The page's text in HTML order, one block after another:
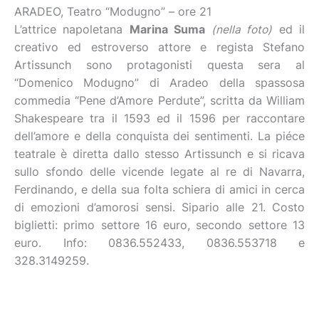
ARADEO, Teatro “Modugno” – ore 21
L’attrice napoletana Marina Suma (nella foto) ed il
creativo ed estroverso attore e regista Stefano
Artissunch sono protagonisti questa sera al
“Domenico Modugno” di Aradeo della spassosa
commedia “Pene d’Amore Perdute”, scritta da William
Shakespeare tra il 1593 ed il 1596 per raccontare
dell’amore e della conquista dei sentimenti. La piéce
teatrale è diretta dallo stesso Artissunch e si ricava
sullo sfondo delle vicende legate al re di Navarra,
Ferdinando, e della sua folta schiera di amici in cerca
di emozioni d’amorosi sensi. Sipario alle 21. Costo
biglietti: primo settore 16 euro, secondo settore 13
euro. Info: 0836.552433, 0836.553718 e
328.3149259.